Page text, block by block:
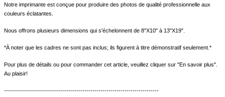
Notre imprimante est conçue pour produire des photos de qualité professionnelle aux
couleurs éclatantes.
Nous offrons plusieurs dimensions qui s'échelonnent de 8"X10" à 13"X19".
*À noter que les cadres ne sont pas inclus; ils figurent à titre démonstratif seulement.*
Pour plus de détails ou pour commander cet article, veuillez cliquer sur "En savoir plus".
Au plaisir!
-----------------------------------------------------------------------------